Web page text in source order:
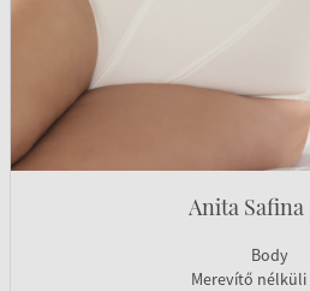
Anita Safina
Body
Merevítő